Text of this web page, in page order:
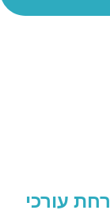
עורכי